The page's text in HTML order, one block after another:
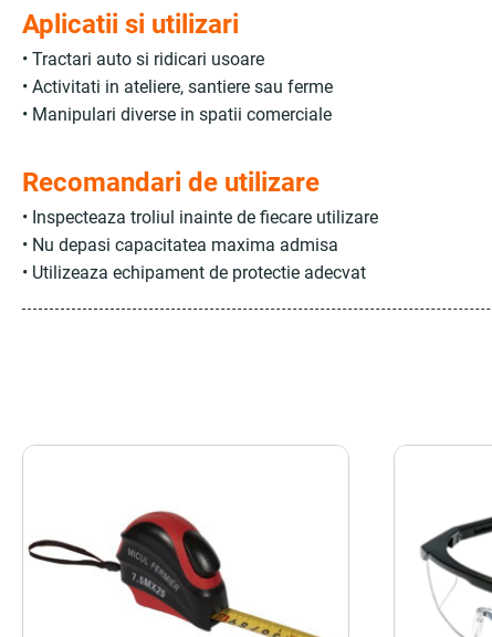
Aplicatii si utilizari
• Tractari auto si ridicari usoare
• Activitati in ateliere, santiere sau ferme
• Manipulari diverse in spatii comerciale
Recomandari de utilizare
• Inspecteaza troliul inainte de fiecare utilizare
• Nu depasi capacitatea maxima admisa
• Utilizeaza echipament de protectie adecvat